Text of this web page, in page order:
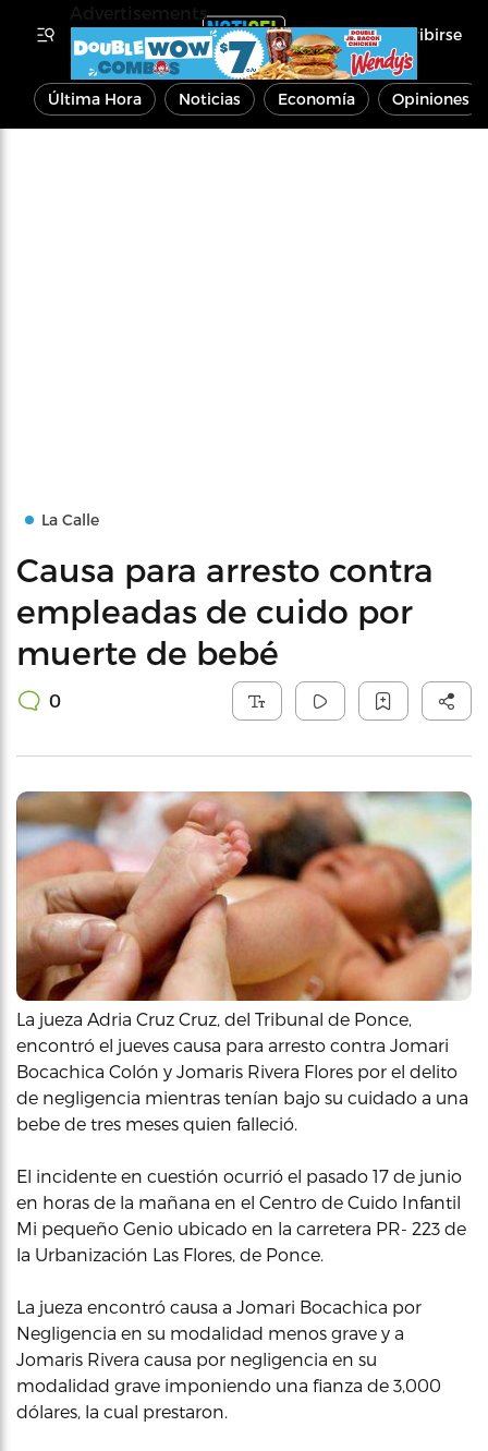
Inscribirse
Última Hora Noticias Economía Opiniones
La Calle
Causa para arresto contra
empleadas de cuido por
muerte de bebé
0
La jueza Adria Cruz Cruz, del Tribunal de Ponce,
encontró el jueves causa para arresto contra Jomari
Bocachica Colón y Jomaris Rivera Flores por el delito
de negligencia mientras tenían bajo su cuidado a una
bebe de tres meses quien falleció.
El incidente en cuestión ocurrió el pasado 17 de junio
en horas de la mañana en el Centro de Cuido Infantil
Mi pequeño Genio ubicado en la carretera PR- 223 de
la Urbanización Las Flores, de Ponce.
La jueza encontró causa a Jomari Bocachica por
Negligencia en su modalidad menos grave y a
Jomaris Rivera causa por negligencia en su
modalidad grave imponiendo una fianza de 3,000
dólares, la cual prestaron.
Advertisements